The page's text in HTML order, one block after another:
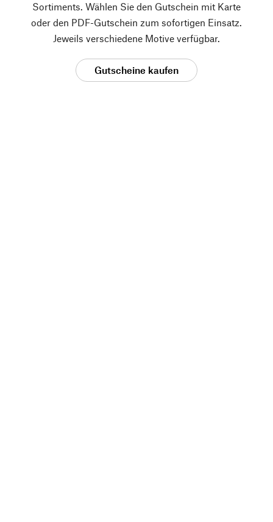
Sortiments. Wählen Sie den Gutschein mit Karte
oder den PDF-Gutschein zum sofortigen Einsatz.
Jeweils verschiedene Motive verfügbar.
Gutscheine kaufen